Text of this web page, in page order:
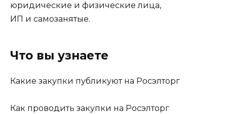
юридические и физические лица,
ИП и самозанятые.
Что вы узнаете
Какие закупки публикуют на Росэлторг
Как проводить закупки на Росэлторг